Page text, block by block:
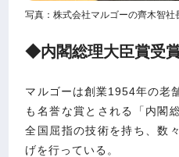
写真：株式会社マルゴーの齊木智社
◆内閣総理大臣賞受
マルゴーは創業1954年の老
も名誉な賞とされる「内閣
全国屈指の技術を持ち、数
げを行っている。